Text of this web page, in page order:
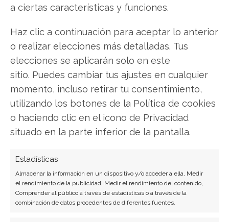
a ciertas características y funciones.
Haz clic a continuación para aceptar lo anterior
o realizar elecciones más detalladas. Tus
elecciones se aplicarán solo en este
sitio. Puedes cambiar tus ajustes en cualquier
momento, incluso retirar tu consentimiento,
utilizando los botones de la Política de cookies
o haciendo clic en el icono de Privacidad
situado en la parte inferior de la pantalla.
Estadísticas
Almacenar la información en un dispositivo y/o acceder a ella, Medir
el rendimiento de la publicidad, Medir el rendimiento del contenido,
Comprender al público a través de estadísticas o a través de la
combinación de datos procedentes de diferentes fuentes.
Compartir este artículo
Twitter
Facebook
LinkedIn
Copiar enlace
SOBRE EL AUTOR